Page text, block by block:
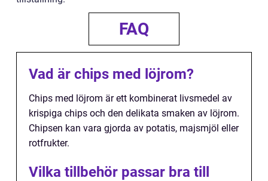
FAQ
Vad är chips med löjrom?
Chips med löjrom är ett kombinerat livsmedel av
krispiga chips och den delikata smaken av löjrom.
Chipsen kan vara gjorda av potatis, majsmjöl eller
rotfrukter.
Vilka tillbehör passar bra till